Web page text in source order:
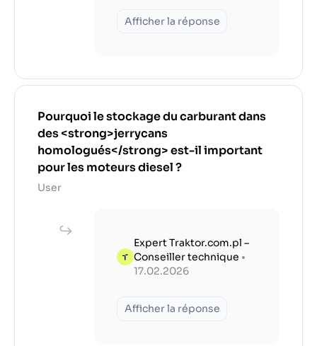
Afficher la réponse
Pourquoi le stockage du carburant dans
des <strong>jerrycans
homologués</strong> est-il important
pour les moteurs diesel ?
User
Expert Traktor.com.pl –
Conseiller technique •
17.02.2026
Afficher la réponse